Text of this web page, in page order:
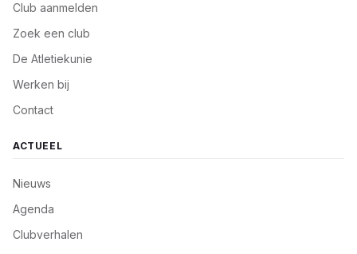
Club aanmelden
Zoek een club
De Atletiekunie
Werken bij
Contact
ACTUEEL
Nieuws
Agenda
Clubverhalen